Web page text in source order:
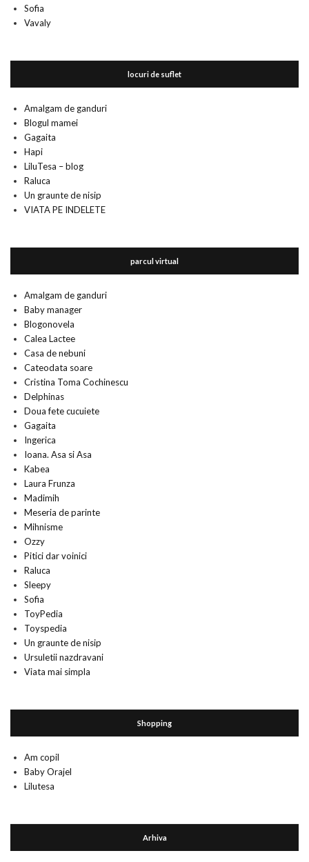
Sofia
Vavaly
locuri de suflet
Amalgam de ganduri
Blogul mamei
Gagaita
Hapi
LiluTesa – blog
Raluca
Un graunte de nisip
VIATA PE INDELETE
parcul virtual
Amalgam de ganduri
Baby manager
Blogonovela
Calea Lactee
Casa de nebuni
Cateodata soare
Cristina Toma Cochinescu
Delphinas
Doua fete cucuiete
Gagaita
Ingerica
Ioana. Asa si Asa
Kabea
Laura Frunza
Madimih
Meseria de parinte
Mihnisme
Ozzy
Pitici dar voinici
Raluca
Sleepy
Sofia
ToyPedia
Toyspedia
Un graunte de nisip
Ursuletii nazdravani
Viata mai simpla
Shopping
Am copil
Baby Orajel
Lilutesa
Arhiva